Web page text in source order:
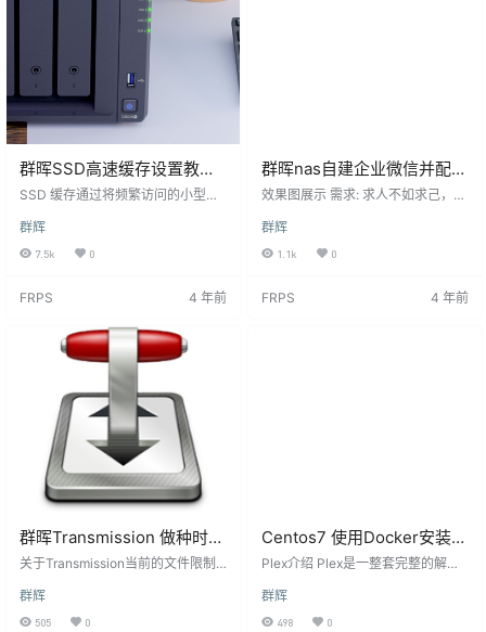
群晖SSD高速缓存设置教程
添加SSD固态硬盘作为缓存
SSD 缓存通过将频繁访问的小型文
到存储空间或 LUN 上装载的 SSD
缓存的 SSD，来提高随机访问的性
随机访问性能。例如，大量连续读
流）和完全随机数据读取模式都没
有重读模式，这种情况下，部署 SS
D 之后的改善程度会相对有限。对
连续 I…
群辉
7.5k 0
FRPS 4 年前
群晖nas自建企业微信并配置
异常通知
效果图展示 需求: 求人不如求己，告
如果对方异常了或者突然收费了，
我们还无法使用，所以我找了一晚
的话，也可以使用群晖nas搭建一个
群辉
1.1k 0
FRPS 4 年前
群晖Transmission 做种时提
示红种Unable to save
open files
关于Transmission当前的文件限制,
H工具连接以后,按如下方式填入即
可找到 解决办法 第一种解决方法 然
群辉
505 0
Centos7 使用Docker安装
Plex媒体播放器
Plex介绍 Plex是一整套完整的解决
用支持众多平台和设备，比如Andro
id TV、Apple TV、智能电视等使用
群辉
498 0